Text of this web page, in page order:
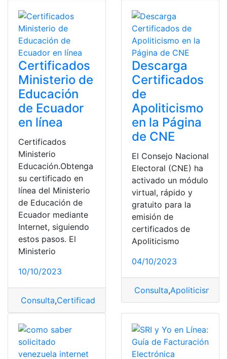
Certificados
Ministerio de
Educación
de Ecuador
en línea
Certificados
Ministerio
Educación.Obtenga
su certificado en
línea del Ministerio
de Educación de
Ecuador mediante
Internet, siguiendo
estos pasos. El
Ministerio
10/10/2023
Consulta,Certificados ministerio,Ministerio de
Descarga
Certificados
de
Apoliticismo
en la Página
de CNE
El Consejo Nacional
Electoral (CNE) ha
activado un módulo
virtual, rápido y
gratuito para la
emisión de
certificados de
Apoliticismo
04/10/2023
Consulta,Apoliticismo